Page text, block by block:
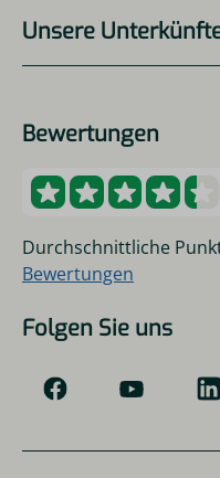
Unsere
Bewertungen
Durchschnittliche
Bewertungen
Folgen Sie uns